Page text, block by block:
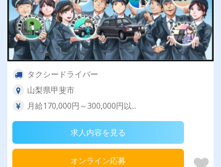
タクシードライバー
山梨県甲斐市
月給170,000円～300,000円以...
求人内容を見る
オンライン応募